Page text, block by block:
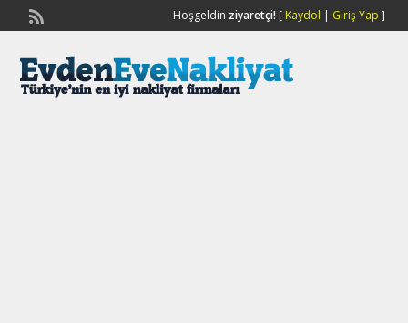
Hoşgeldin ziyaretçi![ Kaydol | Giriş Yap ]